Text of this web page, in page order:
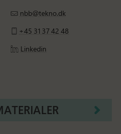
nbb@tekno.dk
+45 31 37 42 48
Linkedin